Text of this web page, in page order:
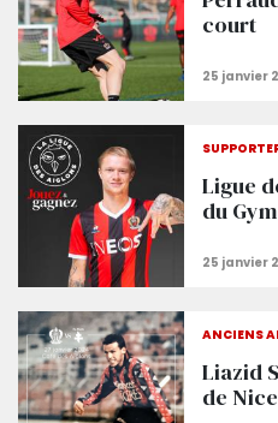
court
Ligue
du
ANCIENS
Liazid
de